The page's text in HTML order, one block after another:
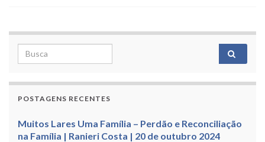
Search for:
POSTAGENS RECENTES
Muitos Lares Uma Família – Perdão e Reconciliação
na Família | Ranieri Costa | 20 de outubro 2024